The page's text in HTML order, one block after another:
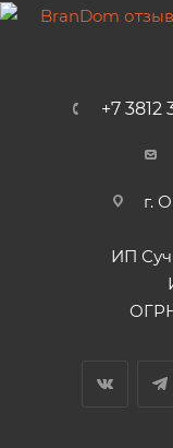
+7 3812
г.
ИП